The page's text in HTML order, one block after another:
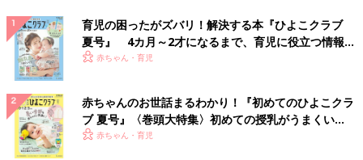
今ではかなりセーブできるようになりましたが、仲の良い友人に
はつい口が滑ってしまいます。
そのママ友は思い込みが激しくて、もともと他を見下す性格もあ
るのでしょう。疲れるのなら距離をとっては」
「うっかり言ったのではなく、攻撃せずにはいられない本性がち
ょっと出ただけなのでは。
似ている人を知っています。みんな第一印象はすごく良いです
育児の困ったがズバリ！解決する本『ひよこクラブ
夏号』 4カ月～2才になるまで、育児に役立つ情報が
いっぱい！
赤ちゃん・育児
赤ちゃんのお世話まるわかり！『初めてのひよこクラ
ブ 夏号』〈巻頭大特集〉初めての授乳がうまくい
く！ おっぱい・ミルクの基本と夏のトラブル 解決テ
赤ちゃん・育児